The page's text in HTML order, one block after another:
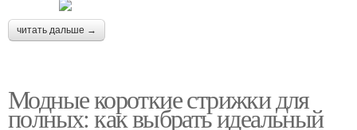
читать дальше →
Модные короткие стрижки для
полных: как выбрать идеальный